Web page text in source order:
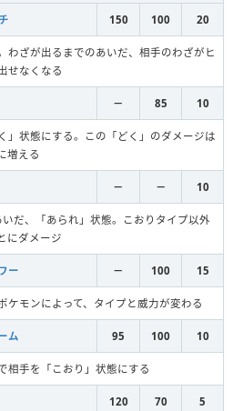
150 100 20
わざが出るまでのあいだ、相手のわざがヒ
せなくなる
－ 85 10
」状態にする。この「どく」のダメージは
増える
－ － 10
だ、「あられ」状態。こおりタイプ以外
にダメージ
ー － 100 15
ケモンによって、タイプと威力が変わる
ム 95 100 10
相手を「こおり」状態にする
120 70 5